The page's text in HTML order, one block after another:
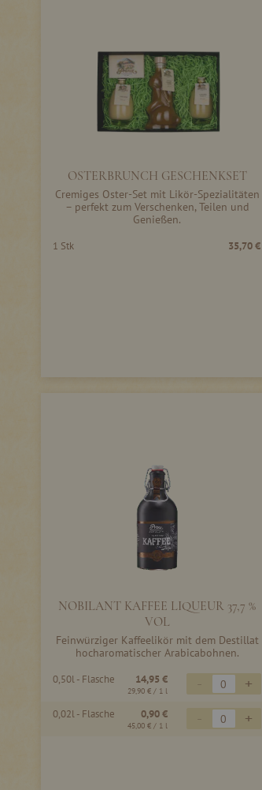
OSTERBRUNCH GESCHENKSET
Cremiges Oster-Set mit Likör-Spezialitäten
– perfekt zum Verschenken, Teilen und
Genießen.
1 Stk 35,70 €
NOBILANT KAFFEE LIQUEUR 37,7 %
VOL
Feinwürziger Kaffeelikör mit dem Destillat
hocharomatischer Arabicabohnen.
0,50l - Flasche 14,95 €
29,90 € / 1 l - +
0,02l - Flasche 0,90 €
45,00 € / 1 l - +